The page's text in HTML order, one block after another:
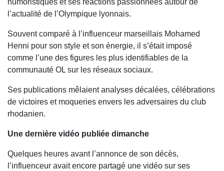
humoristiques et ses réactions passionnées autour de
l’actualité de l’Olympique lyonnais.
Souvent comparé à l’influenceur marseillais Mohamed
Henni pour son style et son énergie, il s’était imposé
comme l’une des figures les plus identifiables de la
communauté OL sur les réseaux sociaux.
Ses publications mêlaient analyses décalées, célébrations
de victoires et moqueries envers les adversaires du club
rhodanien.
Une dernière vidéo publiée dimanche
Quelques heures avant l’annonce de son décès,
l’influenceur avait encore partagé une vidéo sur ses